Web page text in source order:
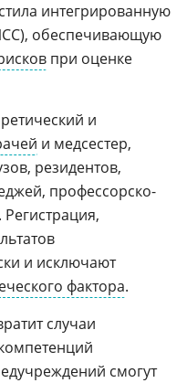
интегрированную
обеспечивающую
при оценке
и
и медсестер,
резидентов,
профессорско-
Регистрация,
и исключают
фактора.
случаи
смогут